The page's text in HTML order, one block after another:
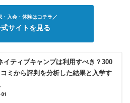
・入会・体験はコチラ／
サイトを見る
イティブキャンプは利用すべき？300
コミから評判を分析した結果と入学す